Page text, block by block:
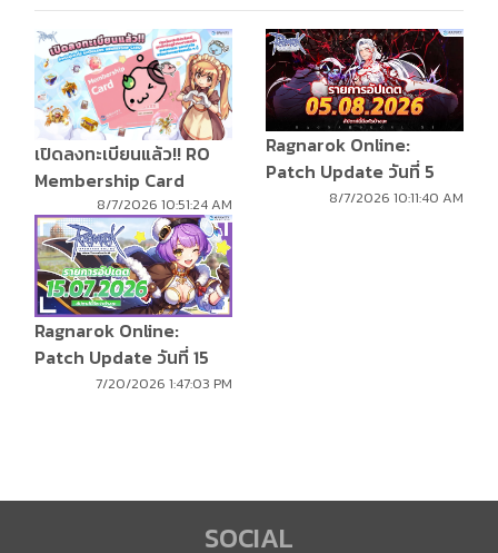
เปิดลงทะเบียนแล้ว!! RO
Membership Card
8/7/2026 10:51:24 AM
Ragnarok Online:
Patch Update วันที่ 5
สิงหาคม 25698/7/2026 10:11:40 AM
Ragnarok Online:
Patch Update วันที่ 15
กรกฎาคม 2569
7/20/2026 1:47:03 PM
SOCIAL